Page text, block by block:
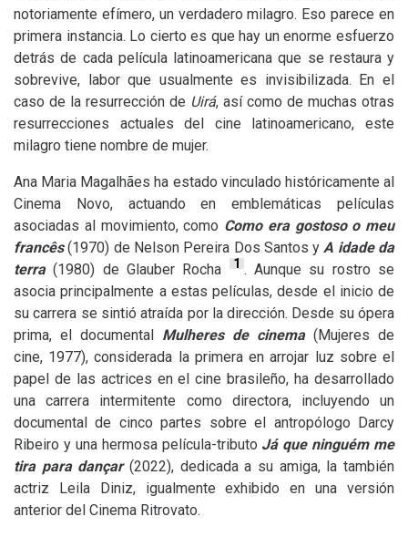
notoriamente efímero, un verdadero milagro. Eso parece en
primera instancia. Lo cierto es que hay un enorme esfuerzo
detrás de cada película latinoamericana que se restaura y
sobrevive, labor que usualmente es invisibilizada. En el
caso de la resurrección de Uirá, así como de muchas otras
resurrecciones actuales del cine latinoamericano, este
milagro tiene nombre de mujer.
Ana Maria Magalhães ha estado vinculado históricamente al
Cinema Novo, actuando en emblemáticas películas
asociadas al movimiento, como Como era gostoso o meu
francês(1970) de Nelson Pereira Dos Santos yA idade da
terra(1980) de Glauber Rocha 1 . Aunque su rostro se
asocia principalmente a estas películas, desde el inicio de
su carrera se sintió atraída por la dirección. Desde su ópera
prima, el documental Mulheres de cinema(Mujeres de
cine, 1977), considerada la primera en arrojar luz sobre el
papel de las actrices en el cine brasileño, ha desarrollado
una carrera intermitente como directora, incluyendo un
documental de cinco partes sobre el antropólogo Darcy
Ribeiro y una hermosa película-tributo Já que ninguém me
tira para dançar(2022), dedicada a su amiga, la también
actriz Leila Diniz, igualmente exhibido en una versión
anterior del Cinema Ritrovato.